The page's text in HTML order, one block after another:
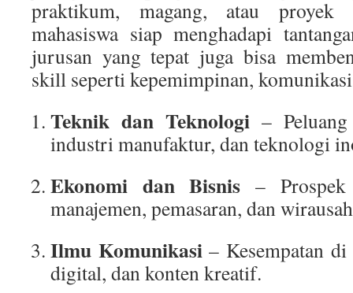
praktikum, magang, atau proyek
mahasiswa siap menghadapi
jurusan yang tepat juga bisa
skill seperti kepemimpinan,
Teknik dan Teknologi–
industri manufaktur, dan teknologi
Ekonomi dan Bisnis –
manajemen, pemasaran, dan
Ilmu Komunikasi– Kesempatan di
digital, dan konten kreatif.